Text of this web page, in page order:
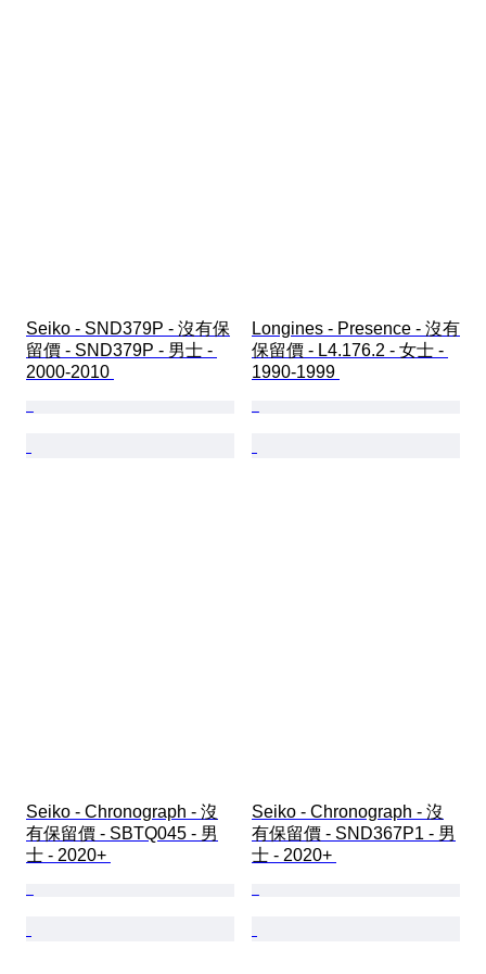
Seiko - SND379P - 沒有保
留價 - SND379P - 男士 -
2000-2010
Longines - Presence - 沒有
保留價 - L4.176.2 - 女士 -
1990-1999
Seiko - Chronograph - 沒
有保留價 - SBTQ045 - 男
士 - 2020+
Seiko - Chronograph - 沒
有保留價 - SND367P1 - 男
士 - 2020+